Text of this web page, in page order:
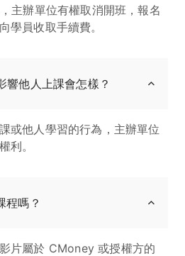
主辦單位有權取消開班，報名
學員收取手續費。
響他人上課會怎樣？
或他人學習的行為，主辦單位
利。
程嗎？
片屬於 CMoney 或授權方的